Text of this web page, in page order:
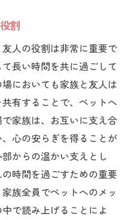
割
人の役割は非常に重要で
長い時間を共に過ごして
においても家族と友人は
有することで、ペットへ
家族は、お互いに支え合
心の安らぎを得ることが
からの温かい支えとし
時間を過ごすための重要
族全員でペットへのメッ
で読み上げることによ